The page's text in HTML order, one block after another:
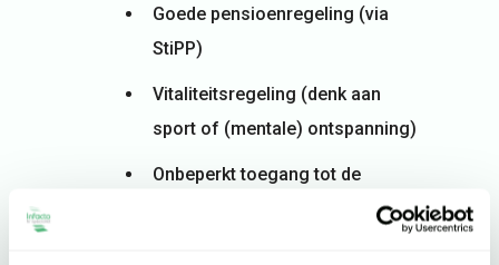
Goede pensioenregeling (via
StiPP)
Vitaliteitsregeling (denk aan
sport of (mentale) ontspanning)
Onbeperkt toegang tot de